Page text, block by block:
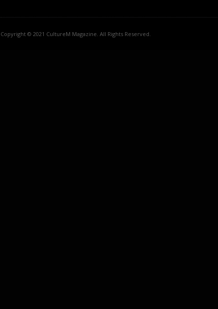
Copyright © 2021 CultureM Magazine. All Rights Reserved.